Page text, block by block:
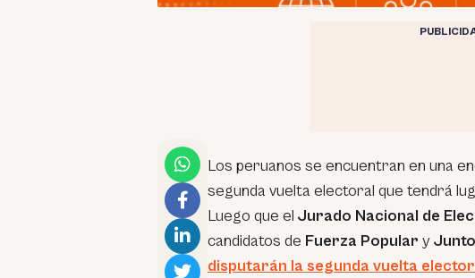
Los peruanos se encuentran en una
segunda vuelta electoral que tendrá
Luego que el Jurado Nacional de
candidatos de Fuerza Popular y
disputarán la segunda vuelta